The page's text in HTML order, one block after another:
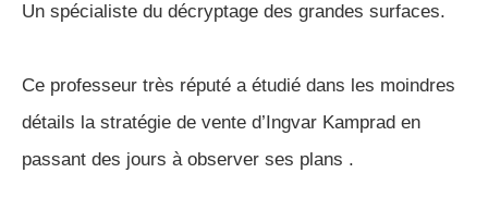
Un spécialiste du décryptage des grandes surfaces.
Ce professeur très réputé a étudié dans les moindres
détails la stratégie de vente d’Ingvar Kamprad en
passant des jours à observer ses plans .